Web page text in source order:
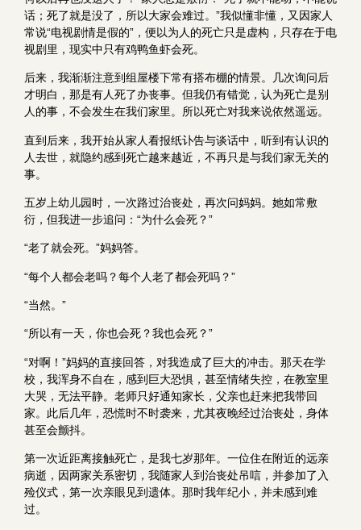
话；死了就是没了，所以大家会难过。”我似懂非懂，又因家人
常说“电视剧情是假的”，便以为人的死亡只是虚构，只存在于电
视剧里，现实中只有鸡鸭鱼虾会死。
后来，我渐渐注意到组屋楼下常有搭布棚的情景。几次询问后
才明白，那是有人死了办丧事。但我仍有错觉，认为死亡是别
人的事，不会发生在我们家里。所以死亡对我来说依然遥远。
直到后来，我开始从家人看报纸讣告与谈话中，听到有认识的
人去世，就隐约感到死亡越来越近，不再只是与我们家无关的
事。
五岁上幼儿园时，一次路过治丧处，再次问妈妈。她如常敷
衍，但我进一步追问：“为什么会死？”
“老了就会死。”妈妈答。
“每个人都会老吗？每个人老了都会死吗？”
“当然。”
“所以有一天，你也会死？我也会死？”
“对啊！”妈妈的直接回答，对我造成了巨大的冲击。那天在学
校，我浑身不自在，感到巨大恐惧，甚至情绪失控，在教室里
大哭，无法平静。老师只好通知家长，父亲也赶来把我带回
家。此后几年，恐慌时不时袭来，尤其夜晚经过治丧处，身体
甚至会颤抖。
第一次近距离接触死亡，是我七岁那年。一位住在附近的远亲
病逝，因两家关系密切，我随家人到治丧处吊唁，并参加了入
殓仪式，第一次亲眼见到遗体。那时我年纪小，并未感到难
过。